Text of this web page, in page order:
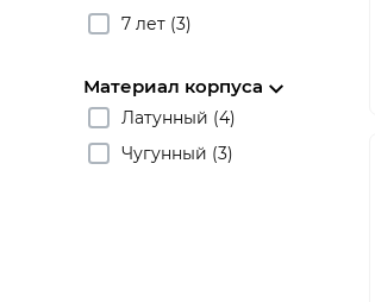
7 лет (3)
Материал корпуса
Латунный (4)
Чугунный (3)